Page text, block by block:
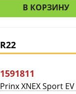
В КОРЗИНУ
R22
1591811
Prinx XNEX Sport EV